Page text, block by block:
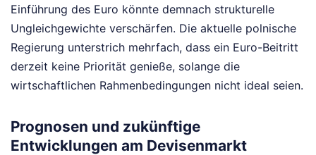
Einführung des Euro könnte demnach strukturelle
Ungleichgewichte verschärfen. Die aktuelle polnische
Regierung unterstrich mehrfach, dass ein Euro-Beitritt
derzeit keine Priorität genieße, solange die
wirtschaftlichen Rahmenbedingungen nicht ideal seien.
Prognosen und zukünftige
Entwicklungen am Devisenmarkt